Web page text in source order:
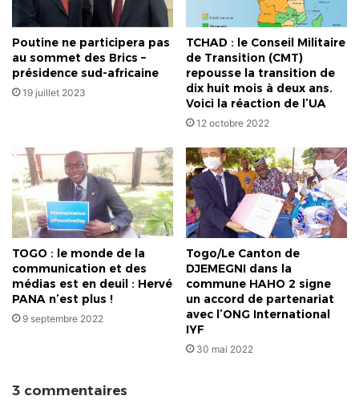
Poutine ne participera pas
au sommet des Brics –
présidence sud-africaine
19 juillet 2023
TCHAD : le Conseil Militaire
de Transition (CMT)
repousse la transition de
dix huit mois à deux ans.
Voici la réaction de l’UA
12 octobre 2022
TOGO : le monde de la
communication et des
médias est en deuil : Hervé
PANA n’est plus !
9 septembre 2022
Togo/Le Canton de
DJEMEGNI dans la
commune HAHO 2 signe
un accord de partenariat
avec l’ONG International
IYF
30 mai 2022
3 commentaires